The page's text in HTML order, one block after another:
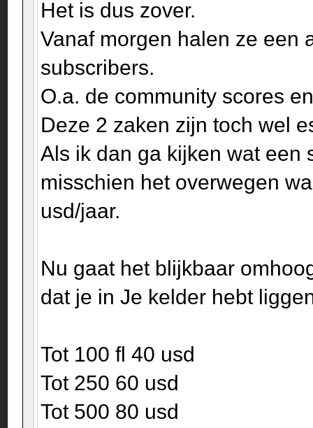
Het is dus zover.
Vanaf morgen halen ze een
subscribers.
O.a. de community scores
Deze 2 zaken zijn toch wel
Als ik dan ga kijken wat een
misschien het overwegen
usd/jaar.
Nu gaat het blijkbaar
dat je in Je kelder hebt
Tot 100 fl 40 usd
Tot 250 60 usd
Tot 500 80 usd